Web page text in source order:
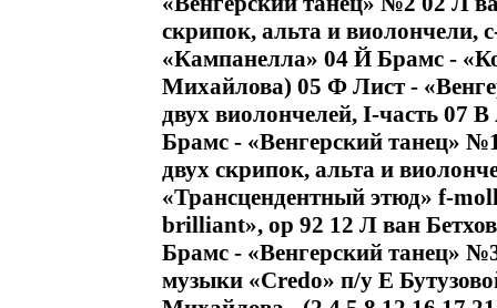
скрипок, альта и виолончели,
«Кампанелла» 04 Й Брамс -
Михайлова) 05 Ф Лист -
двух виолончелей, I-часть
Брамс - «Венгерский танец»
двух скрипок, альта и
«Трансцендентный этюд» f-
brilliant», op 92 12 Л ван
Брамс - «Венгерский танец»
музыки «Credo» п/у Е